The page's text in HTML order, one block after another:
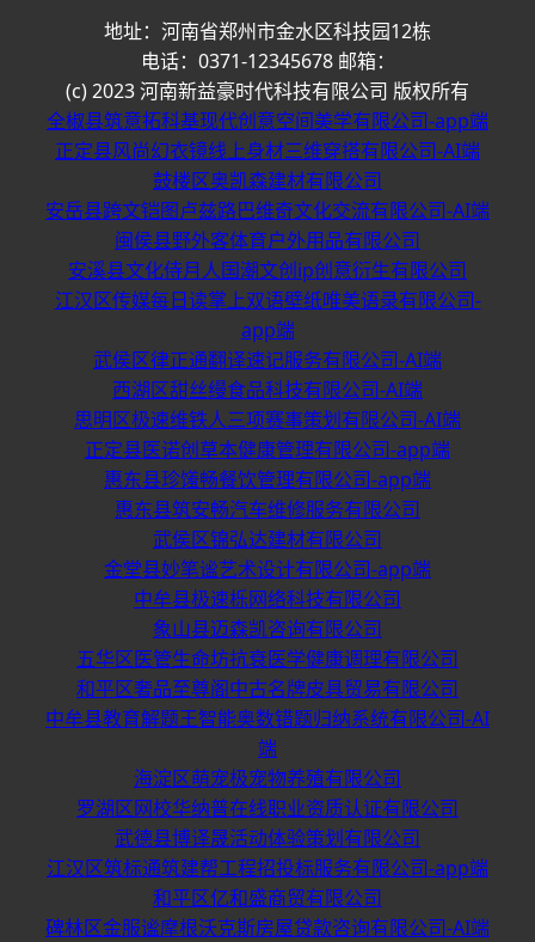
地址：河南省郑州市金水区科技园12栋
电话：0371-12345678 邮箱：
(c) 2023 河南新益豪时代科技有限公司 版权所有
全椒县筑意拓科基现代创意空间美学有限公司-app端
正定县风尚幻衣镜线上身材三维穿搭有限公司-AI端
鼓楼区奥凯森建材有限公司
安岳县跨文铠图卢兹路巴维奇文化交流有限公司-AI端
闽侯县野外客体育户外用品有限公司
安溪县文化侍月人国潮文创ip创意衍生有限公司
江汉区传媒每日读掌上双语壁纸唯美语录有限公司-
app端
武侯区律正通翻译速记服务有限公司-AI端
西湖区甜丝缦食品科技有限公司-AI端
思明区极速维铁人三项赛事策划有限公司-AI端
正定县医诺创草本健康管理有限公司-app端
惠东县珍馐畅餐饮管理有限公司-app端
惠东县筑安畅汽车维修服务有限公司
武侯区锦弘达建材有限公司
金堂县妙笔谧艺术设计有限公司-app端
中牟县极速栎网络科技有限公司
象山县迈森凯咨询有限公司
五华区医管生命坊抗衰医学健康调理有限公司
和平区奢品至尊阁中古名牌皮具贸易有限公司
中牟县教育解题王智能奥数错题归纳系统有限公司-AI
端
海淀区萌宠极宠物养殖有限公司
罗湖区网校华纳普在线职业资质认证有限公司
武德县博译晟活动体验策划有限公司
江汉区筑标通筑建帮工程招投标服务有限公司-app端
和平区亿和盛商贸有限公司
碑林区金服谧摩根沃克斯房屋贷款咨询有限公司-AI端